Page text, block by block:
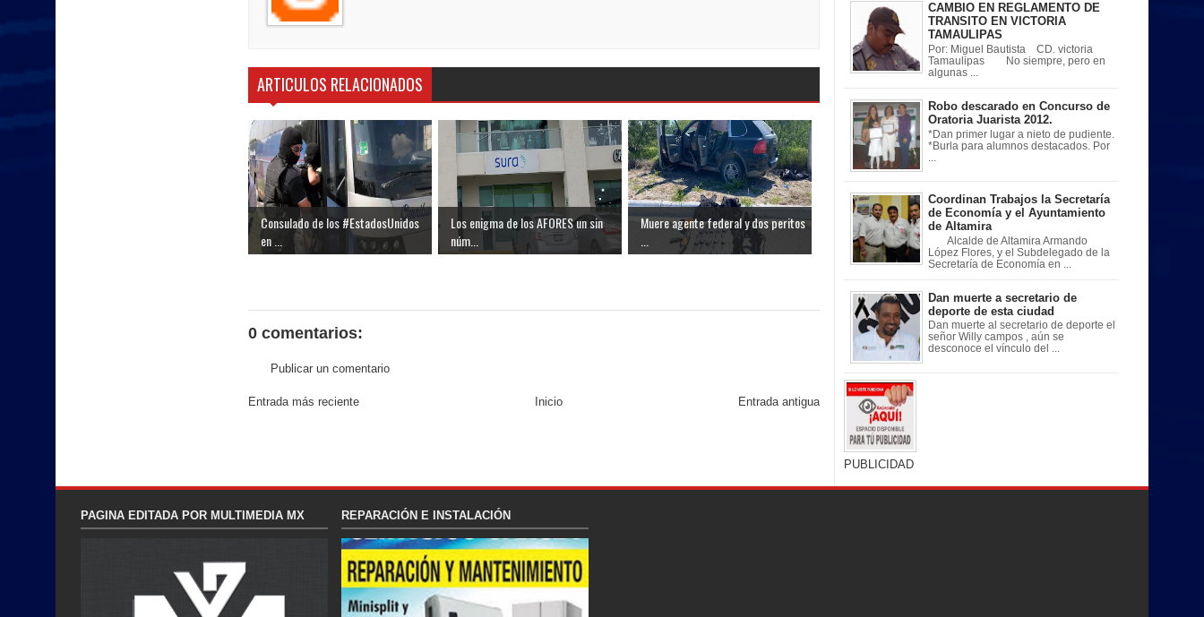
ARTICULOS RELACIONADOS
Consulado de los #EstadosUnidos
en ...
Los enigma de los AFORES un sin
núm...
Muere agente federal y dos peritos
...
0 comentarios:
Publicar un comentario
Entrada más reciente Entrada antigua
Inicio
CAMBIO EN REGLAMENTO DE
TRANSITO EN VICTORIA
TAMAULIPAS
Por: Miguel Bautista CD. victoria
Tamaulipas No siempre, pero en
algunas ...
Robo descarado en Concurso de
Oratoria Juarista 2012.
*Dan primer lugar a nieto de pudiente.
*Burla para alumnos destacados. Por
Coordinan Trabajos la Secretaría
de Economía y el Ayuntamiento
de Altamira
Alcalde de Altamira Armando
López Flores, y el Subdelegado de la
Secretaría de Economía en ...
Dan muerte a secretario de
deporte de esta ciudad
Dan muerte al secretario de deporte el
señor Willy campos , aún se
desconoce el vínculo del ...
PUBLICIDAD
PAGINA EDITADA POR MULTIMEDIA MX REPARACIÓN E INSTALACIÓN